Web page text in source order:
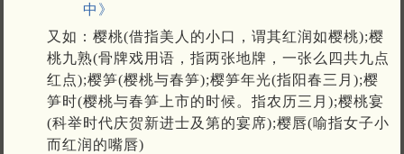
中》
又如：樱桃(借指美人的小口，谓其红润如樱桃);樱
桃九熟(骨牌戏用语，指两张地牌，一张么四共九点
红点);樱笋(樱桃与春笋);樱笋年光(指阳春三月);樱
笋时(樱桃与春笋上市的时候。指农历三月);樱桃宴
(科举时代庆贺新进士及第的宴席);樱唇(喻指女子小
而红润的嘴唇)